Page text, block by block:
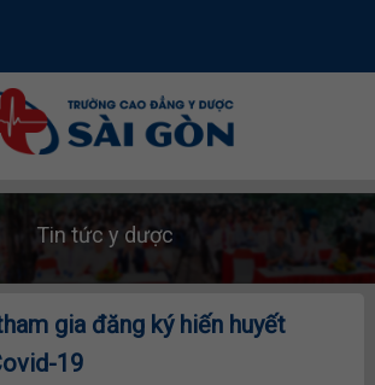
Tin tức y dược
gia đăng ký hiến huyết
19